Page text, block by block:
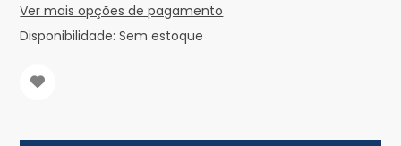
Ver mais opções de pagamento
Disponibilidade: Sem estoque